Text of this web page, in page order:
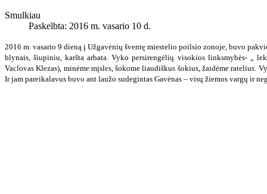
Smulkiau
Paskelbta: 2016 m. vasario 10 d.
2016 m. vasario 9 dieną į Užgavėnių šventę miestelio poilsio zonoje, buvo
blynais, šiupiniu, karšta arbata. Vyko persirengėlių visokios linksmybės- „
Vaclovas Klezas), minėme mįsles, šokome liaudiškus šokius, žaidėme
Ir jam pareikalavus buvo ant laužo sudegintas Gavėnas – visų žiemos vargų ir